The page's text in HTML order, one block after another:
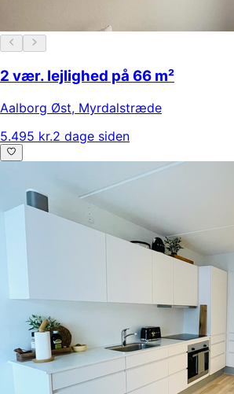
2 vær. lejlighed på 66 m²
Aalborg Øst, Myrdalstræde
5.495 kr.2 dage siden